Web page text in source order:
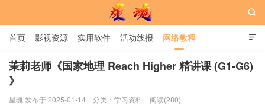
星魂网

首页 影视资源 实用软件 活动线报 网络教程
用户中心 书籍 娱乐

茉莉老师《国家地理 Reach Higher 精讲课 (G1-G6)
》
星魂 发布于 2025-01-14 分类： 学习资料 阅读(280)